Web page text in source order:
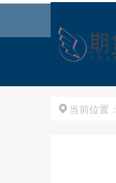
当前位置：